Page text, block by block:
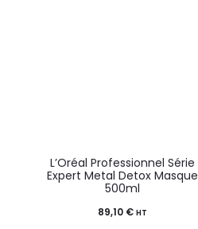
L’Oréal Professionnel Série
Expert Metal Detox Masque
500ml
89,10 € HT